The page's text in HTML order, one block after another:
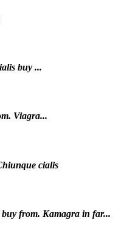
buy ...
Viagra...
cialis
from. Kamagra in far...